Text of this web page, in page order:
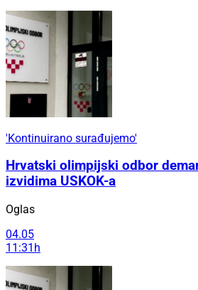
'Kontinuirano surađujemo'
Hrvatski olimpijski odbor
izvidima USKOK-a
Oglas
04.05
11:31h